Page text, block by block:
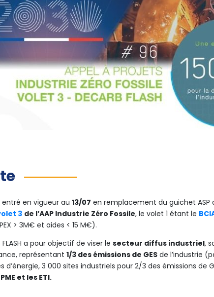
en vigueur au 13/07 en remplacement du guichet ASP
3 de l’AAP Industrie Zéro Fossile, le volet 1 étant le
> 3M€ et aides < 15 M€).
FLASH a pour objectif de viser le secteur diffus industriel,
représentant 1/3 des émissions de GES de l’industrie
3 000 sites industriels pour 2/3 des émissions de
PME et les ETI.